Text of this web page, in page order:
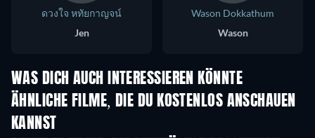
ดวงใจ หทัยกาญจน์
Jen
Wason Dokkathum
Wason
WAS DICH AUCH INTERESSIEREN KÖNNTE
Serie
ÄHNLICHE FILME, DIE DU KOSTENLOS ANSCHAUEN
KANNST